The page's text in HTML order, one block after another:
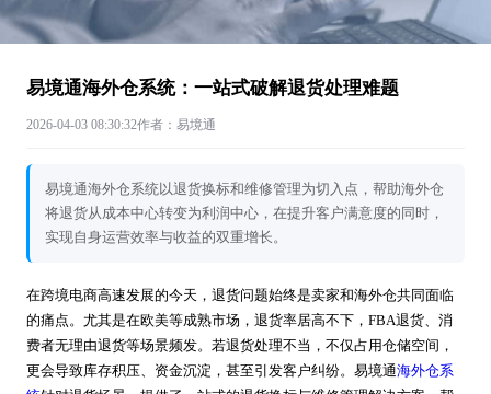
易境通海外仓系统：一站式破解退货处理难题
2026-04-03 08:30:32作者：易境通
易境通海外仓系统以退货换标和维修管理为切入点，帮助海外仓
将退货从成本中心转变为利润中心，在提升客户满意度的同时，
实现自身运营效率与收益的双重增长。
在跨境电商高速发展的今天，退货问题始终是卖家和海外仓共同面临
的痛点。尤其是在欧美等成熟市场，退货率居高不下，FBA退货、消
费者无理由退货等场景频发。若退货处理不当，不仅占用仓储空间，
更会导致库存积压、资金沉淀，甚至引发客户纠纷。易境通海外仓系